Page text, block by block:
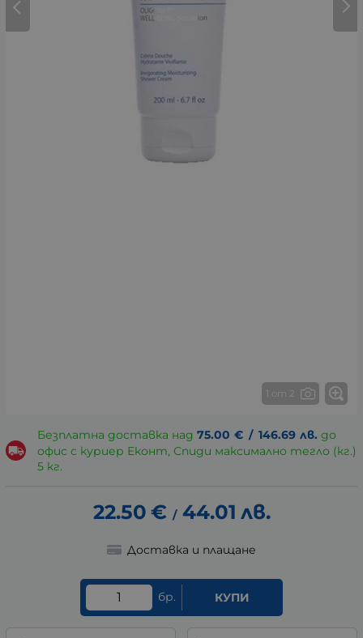
1 от 2
Безплатна доставка над 75.00 € / 146.69 лв. до
офис с куриер Еконт, Спиди максимално тегло (кг.)
5 кг.
22.50 € / 44.01 лв.
Доставка и плащане
бр. КУПИ